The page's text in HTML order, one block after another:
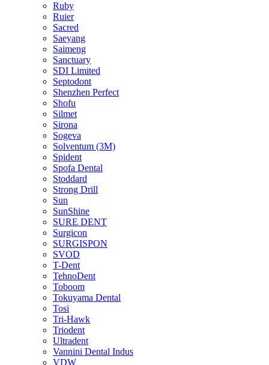
Ruby
Ruier
Sacred
Saeyang
Saimeng
Sanctuary
SDI Limited
Septodont
Shenzhen Perfect
Shofu
Silmet
Sirona
Sogeva
Solventum (3M)
Spident
Spofa Dental
Stoddard
Strong Drill
Sun
SunShine
SURE DENT
Surgicon
SURGISPON
SVOD
T-Dent
TehnoDent
Toboom
Tokuyama Dental
Tosi
Tri-Hawk
Triodent
Ultradent
Vannini Dental Indus
VDW